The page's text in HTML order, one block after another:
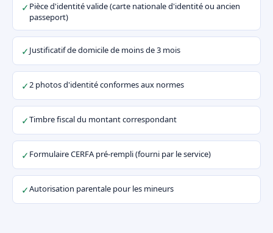
✓ Pièce d'identité valide (carte nationale d'identité ou ancien
passeport)
✓Justificatif de domicile de moins de 3 mois
✓2 photos d'identité conformes aux normes
✓Timbre fiscal du montant correspondant
✓ Formulaire CERFA pré-rempli (fourni par le service)
✓Autorisation parentale pour les mineurs